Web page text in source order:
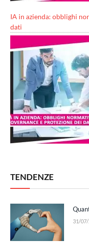
IA in azienda: obblighi
dati
TENDENZE
31/